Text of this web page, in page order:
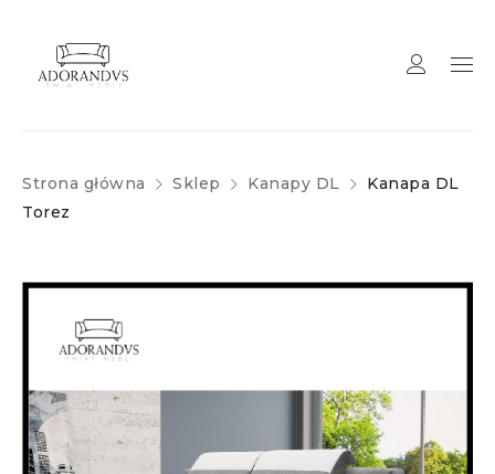
Strona główna Sklep Kanapy DL
Kanapa DL
Torez